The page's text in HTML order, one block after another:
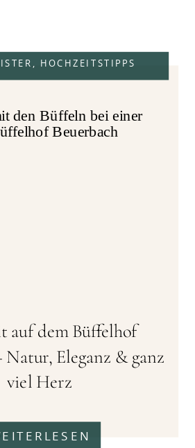
auf dem Büffelhof
Natur, Eleganz & ganz
viel Herz
, HOCHZEITSTIPPS